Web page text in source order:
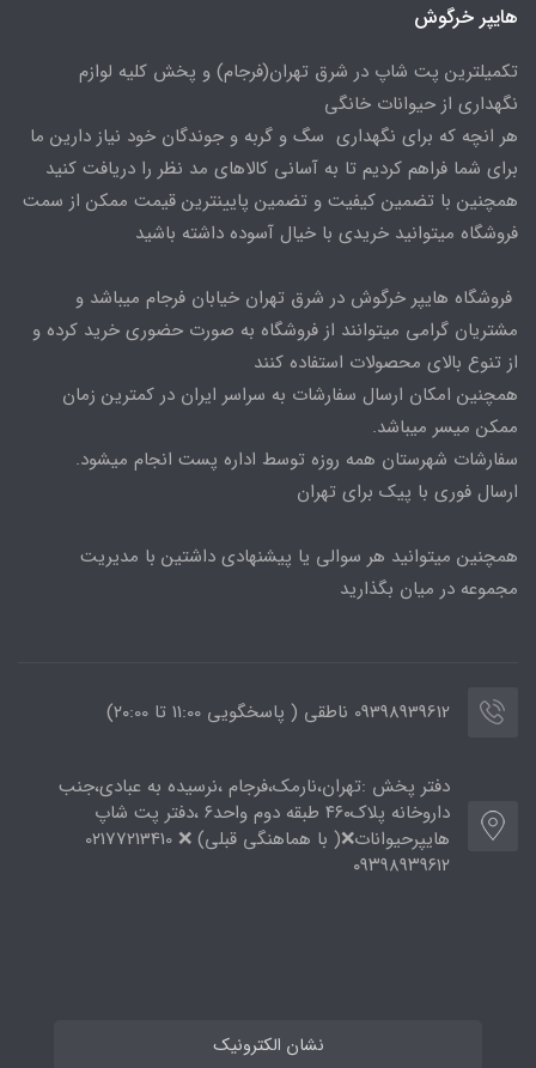
هایپر خرگوش
تکمیلترین پت شاپ در شرق تهران(فرجام) و پخش کلیه لوازم
نگهداری از حیوانات خانگی
هر انچه که برای نگهداری سگ و گربه و جوندگان خود نیاز دارین ما
برای شما فراهم کردیم تا به آسانی کالاهای مد نظر را دریافت کنید
همچنین با تضمین کیفیت و تضمین پایینترین قیمت ممکن از سمت
فروشگاه میتوانید خریدی با خیال آسوده داشته باشید
فروشگاه هایپر خرگوش در شرق تهران خیابان فرجام میباشد و
مشتریان گرامی میتوانند از فروشگاه به صورت حضوری خرید کرده و
از تنوع بالای محصولات استفاده کنند
همچنین امکان ارسال سفارشات به سراسر ایران در کمترین زمان
ممکن میسر میباشد.
سفارشات شهرستان همه روزه توسط اداره پست انجام میشود.
ارسال فوری با پیک برای تهران
همچنین میتوانید هر سوالی یا پیشنهادی داشتین با مدیریت
مجموعه در میان بگذارید
09398939612 ناطقی ( پاسخگویی 11:00 تا ۲۰:00)
دفتر پخش :تهران،نارمک،فرجام ،نرسیده به عبادی،جنب
داروخانه پلاک۴۶۰ طبقه دوم واحد۶ ،دفتر پت شاپ
هایپرحیوانات❌( با هماهنگی قبلی) ❌ 02177213410
۰۹۳۹۸۹۳۹۶۱۲
نشان الکترونیک